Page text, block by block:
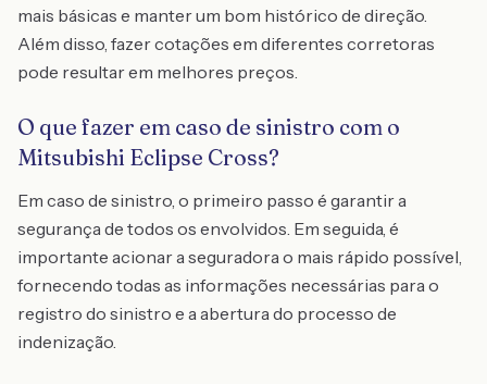
mais básicas e manter um bom histórico de direção.
Além disso, fazer cotações em diferentes corretoras
pode resultar em melhores preços.
O que fazer em caso de sinistro com o
Mitsubishi Eclipse Cross?
Em caso de sinistro, o primeiro passo é garantir a
segurança de todos os envolvidos. Em seguida, é
importante acionar a seguradora o mais rápido possível,
fornecendo todas as informações necessárias para o
registro do sinistro e a abertura do processo de
indenização.